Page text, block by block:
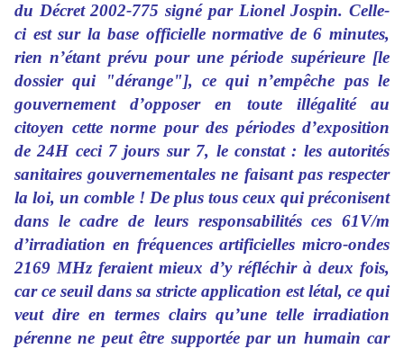
du Décret 2002-775 signé par Lionel Jospin. Celle-
ci est sur la base officielle normative de 6 minutes,
rien n’étant prévu pour une période supérieure [le
dossier qui "dérange"], ce qui n’empêche pas le
gouvernement d’opposer en toute illégalité au
citoyen cette norme pour des périodes d’exposition
de 24H ceci 7 jours sur 7, le constat : les autorités
sanitaires gouvernementales ne faisant pas respecter
la loi, un comble ! De plus tous ceux qui préconisent
dans le cadre de leurs responsabilités ces 61V/m
d’irradiation en fréquences artificielles micro-ondes
2169 MHz feraient mieux d’y réfléchir à deux fois,
car ce seuil dans sa stricte application est létal, ce qui
veut dire en termes clairs qu’une telle irradiation
pérenne ne peut être supportée par un humain car